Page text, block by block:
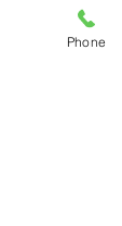
Phone